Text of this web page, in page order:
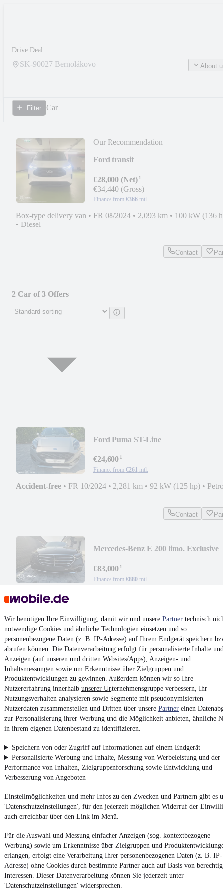
Wir benötigen Ihre Einwilligung, damit wir und unsere Partner technisch
notwendige Cookies und ähnliche Technologien einsetzen und so
personenbezogene Daten (z. B. IP-Adresse) auf Ihrem Endgerät speichern
abrufen können. Die Datenverarbeitung erfolgt für personalisierte Inhalte und
Anzeigen (auf unseren und dritten Websites/Apps), Anzeigen- und
Inhaltsmessungen sowie um Erkenntnisse über Zielgruppen und
Produktentwicklungen zu gewinnen. Außerdem können wir so Ihre
Nutzererfahrung innerhalb unserer Unternehmensgruppe verbessern, Ihr
Nutzungsverhalten analysieren sowie Segmente mit pseudonymisierten
Nutzerdaten zusammenstellen und Dritten über unsere Partner einen
zur Personalisierung ihrer Werbung und die Möglichkeit anbieten, ähnliche
in ihrem eigenen Datenbestand zu identifizieren.
Speichern von oder Zugriff auf Informationen auf einem Endgerät
Personalisierte Werbung und Inhalte, Messung von Werbeleistung und der
Performance von Inhalten, Zielgruppenforschung sowie Entwicklung und
Verbesserung von Angeboten
Einstellmöglichkeiten und mehr Infos zu den Zwecken und Partnern gibt es
'Datenschutzeinstellungen', für den jederzeit möglichen Widerruf der
auch erreichbar über den Link im Menü.
Für die Auswahl und Messung einfacher Anzeigen (sog. kontextbezogene
Werbung) sowie um Erkenntnisse über Zielgruppen und
erlangen, erfolgt eine Verarbeitung Ihrer personenbezogenen Daten (z. B. IP-
Adresse) ohne Cookies durch bestimmte Partner auch auf Basis von
Interessen. Dieser Datenverarbeitung können Sie jederzeit unter
'Datenschutzeinstellungen' widersprechen.
Drive Deal
SK-90027 Bernolákovo About
Filter Car
Our Recommendation
Ford transit
€28,000 (Net)¹
€34,440 (Gross)
Finance from €366 mtl.
Box-type delivery van • FR 08/2024 • 2,093 km • 100 kW (136
• Diesel
Contact
2 Car of 3 Offers
Ford Puma ST-Line
€24,600¹
Finance from €261 mtl.
Accident-free • FR 10/2024 • 2,281 km • 92 kW (125 hp) •
Contact
Mercedes-Benz E 200 limo. Exclusive
€83,000¹
Finance from €880 mtl.
New car• 167 kW (227 hp)
-- l/100km (comb.)
Contact
¹VAT reclaimable
4.6 stars
The fastest, easiest way to mobile.de
Install the app
Imprint
General Terms and Conditions
Privacy Policy
Privacy Settings
Report Security Vulnerability
Powered by